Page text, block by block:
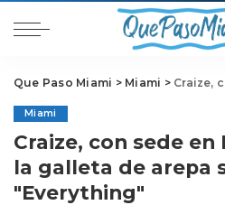
Que Paso Miami > Miami > Craize, con sede
Miami
Craize, con sede
la galleta de arepa
"Everything"